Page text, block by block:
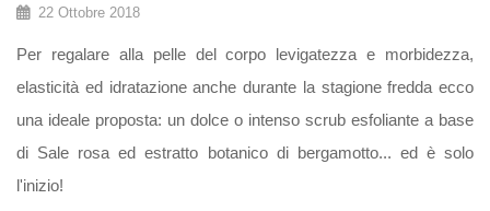
22 Ottobre 2018
Per regalare alla pelle del corpo levigatezza e morbidezza,
elasticità ed idratazione anche durante la stagione fredda ecco
una ideale proposta: un dolce o intenso scrub esfoliante a base
di Sale rosa ed estratto botanico di bergamotto... ed è solo
l'inizio!